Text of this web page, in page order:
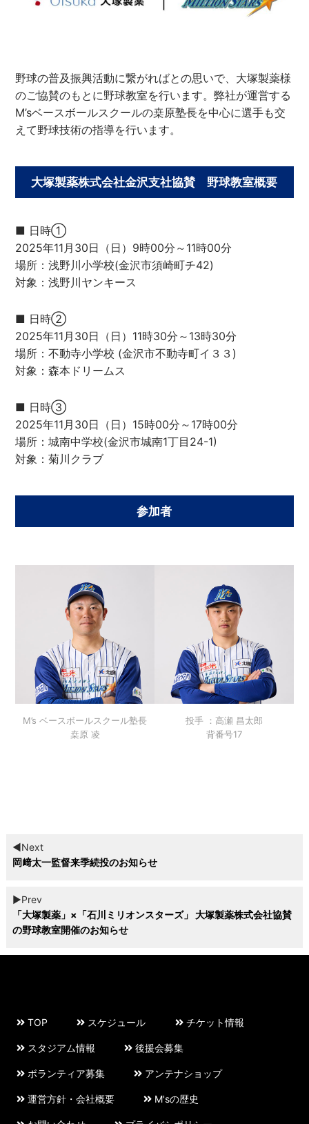
野球の普及振興活動に繋がればとの思いで、大塚製薬様
のご協賛のもとに野球教室を行います。弊社が運営する
M’sベースボールスクールの桒原塾長を中心に選手も交
えて野球技術の指導を行います。
大塚製薬株式会社金沢支社協賛 野球教室概要
■ 日時①
2025年11月30日（日）9時00分～11時00分
場所：浅野川小学校(金沢市須崎町チ42)
対象：浅野川ヤンキース
■ 日時②
2025年11月30日（日）11時30分～13時30分
場所：不動寺小学校 (金沢市不動寺町イ３３)
対象：森本ドリームス
■ 日時③
2025年11月30日（日）15時00分～17時00分
場所：城南中学校(金沢市城南1丁目24-1)
対象：菊川クラブ
参加者
M’s ベースボールスクール塾長
桒原 凌
投手 ：高瀬 昌太郎
背番号17
◀︎Next
岡﨑太一監督来季続投のお知らせ
▶︎Prev
「大塚製薬」×「石川ミリオンスターズ」 大塚製薬株式会社協賛
の野球教室開催のお知らせ
TOP スケジュール チケット情報
スタジアム情報 後援会募集
ボランティア募集 アンテナショップ
運営方針・会社概要 M'sの歴史